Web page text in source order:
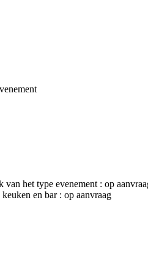
van het type evenement : op
en bar: op aanvraag